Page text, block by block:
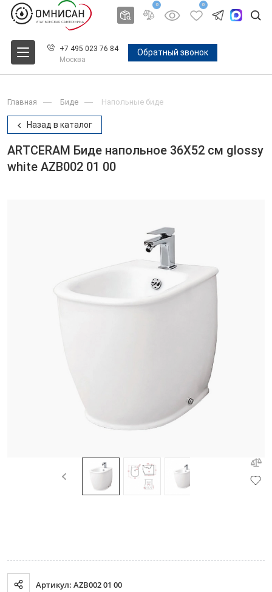
0 0
+7 495 023 76 84
Москва
Обратный звонок
Главная Биде Напольные биде
Назад в каталог
ARTCERAM Биде напольное 36X52 см glossy
white AZB002 01 00
Артикул: AZB002 01 00